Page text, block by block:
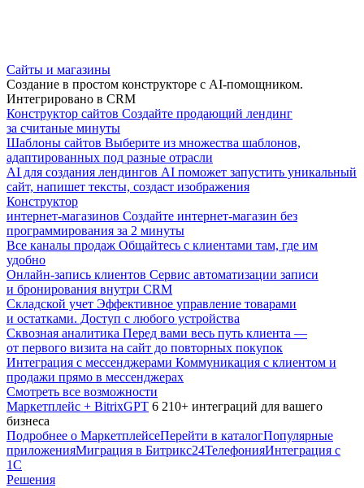
Сайты и магазины
Создание в простом конструкторе с AI-помощником.
Интегрировано в CRM
Конструктор сайтов Создайте продающий лендинг
за считаные минуты
Шаблоны сайтов Выберите из множества шаблонов,
адаптированных под разные отрасли
AI для создания лендингов AI поможет запустить уникальный
сайт, напишет тексты, создаст изображения
Конструктор
интернет-магазинов Создайте интернет-магазин без
программирования за 2 минуты
Все каналы продаж Общайтесь с клиентами там, где им
удобно
Онлайн-запись клиентов Сервис автоматизации записи
и бронирования внутри CRM
Складской учет Эффективное управление товарами
и остатками. Доступ с любого устройства
Сквозная аналитика Перед вами весь путь клиента —
от первого визита на сайт до повторных покупок
Интеграция с мессенджерами Коммуникация с клиентом и
продажи прямо в мессенджерах
Смотреть все возможности
Маркетплейс + BitrixGPT 6 210+ интеграций для вашего
бизнеса
Подробнее о МаркетплейсеПерейти в каталогПопулярные
приложенияМиграция в Битрикс24ТелефонияИнтеграция с
1С
Решения